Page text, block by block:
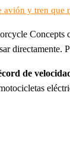
y tren que
Concepts
directamente.
de